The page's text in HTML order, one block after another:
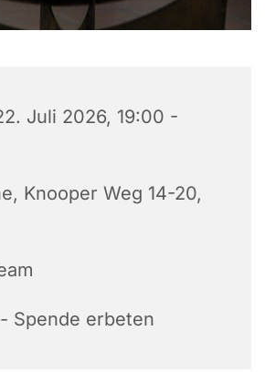
Juli 2026, 19:00 -
Knooper Weg 14-20,
Spende erbeten